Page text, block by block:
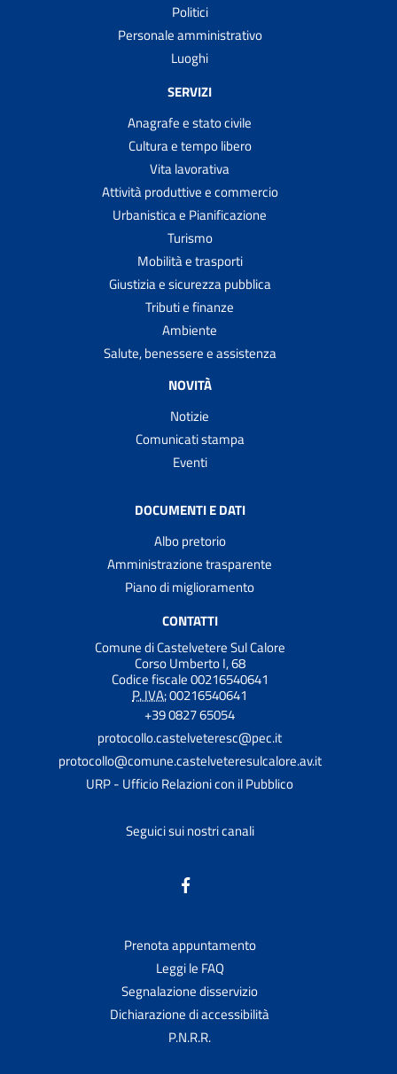
Politici
Personale amministrativo
Luoghi
SERVIZI
Anagrafe e stato civile
Cultura e tempo libero
Vita lavorativa
Attività produttive e commercio
Urbanistica e Pianificazione
Turismo
Mobilità e trasporti
Giustizia e sicurezza pubblica
Tributi e finanze
Ambiente
Salute, benessere e assistenza
NOVITÀ
Notizie
Comunicati stampa
Eventi
DOCUMENTI E DATI
Albo pretorio
Amministrazione trasparente
Piano di miglioramento
CONTATTI
Comune di Castelvetere Sul Calore
Corso Umberto I, 68
Codice fiscale 00216540641
P. IVA:00216540641
+39 0827 65054
protocollo.castelveteresc@pec.it
protocollo@comune.castelveteresulcalore.av.it
URP - Ufficio Relazioni con il Pubblico
Seguici sui nostri canali
Prenota appuntamento
Leggi le FAQ
Segnalazione disservizio
Dichiarazione di accessibilità
P.N.R.R.